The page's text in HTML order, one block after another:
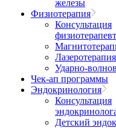
железы
Физиотерапия
Консультация
Лазеротерапия
Ударно-
Чек-ап программы
Эндокринология
Консультация
Детский